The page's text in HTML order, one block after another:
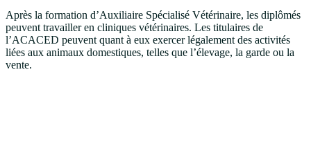
Après la formation d’Auxiliaire Spécialisé Vétérinaire, les diplômés
peuvent travailler en cliniques vétérinaires. Les titulaires de
l’ACACED peuvent quant à eux exercer légalement des activités
liées aux animaux domestiques, telles que l’élevage, la garde ou la
vente.